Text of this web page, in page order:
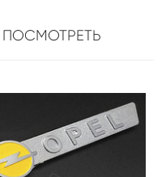
ПОСМОТРЕТЬ